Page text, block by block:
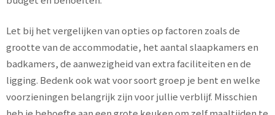
Let bij het vergelijken van opties op factoren zoals de
grootte van de accommodatie, het aantal slaapkamers en
badkamers, de aanwezigheid van extra faciliteiten en de
ligging. Bedenk ook wat voor soort groep je bent en welke
voorzieningen belangrijk zijn voor jullie verblijf. Misschien